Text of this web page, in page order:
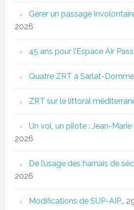
Gérer un passage
2026
45 ans pour l’Espace Air
Quatre ZRT à Sarlat-Domme
ZRT sur le littoral
Un vol, un pilote : Jean-
2026
De l’usage des harnais de
2026
Modifications de SUP-AIP…